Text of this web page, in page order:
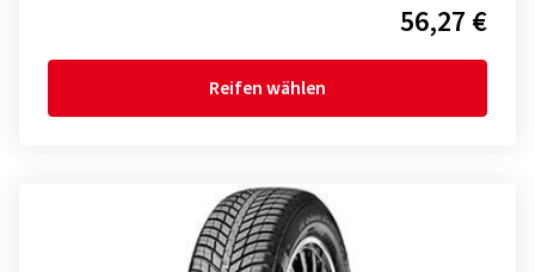
56,27 €
Reifen wählen